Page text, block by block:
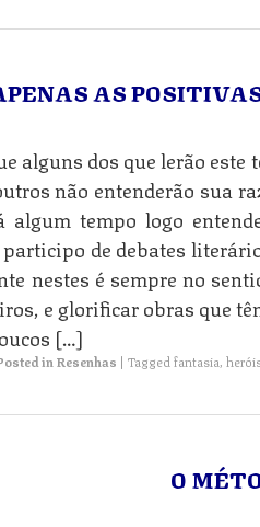
AS
alguns dos que lerão
não entenderão sua
algum tempo logo
de debates
nestes é sempre no
e glorificar obras que
[…]
inResenhas | Taggedfantasia,
O